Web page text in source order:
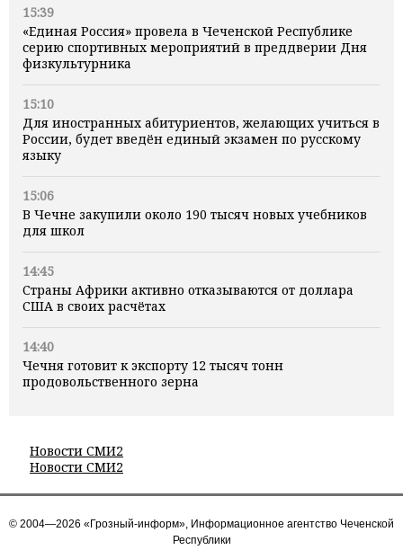
15:39
«Единая Россия» провела в Чеченской Республике
серию спортивных мероприятий в преддверии Дня
физкультурника
15:10
Для иностранных абитуриентов, желающих учиться в
России, будет введён единый экзамен по русскому
языку
15:06
В Чечне закупили около 190 тысяч новых учебников
для школ
14:45
Страны Африки активно отказываются от доллара
США в своих расчётах
14:40
Чечня готовит к экспорту 12 тысяч тонн
продовольственного зерна
Новости СМИ2
Новости СМИ2
© 2004—2026 «Грозный-информ», Информационное агентство Чеченской
Республики